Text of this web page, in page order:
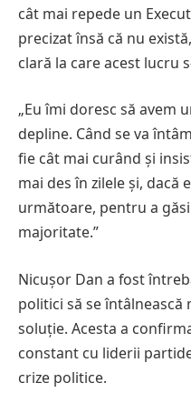
cât mai repede un
precizat însă că nu
clară la care acest lucru
„Eu îmi doresc să avem
depline. Când se va
fie cât mai curând și
mai des în zilele și, dacă
următoare, pentru a
majoritate.”
Nicușor Dan a fost
politici să se întâlnească
soluție. Acesta a
constant cu liderii
crize politice.